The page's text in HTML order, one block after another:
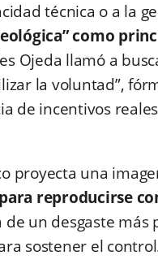
técnica o a la
como
Ojeda llamó a
la voluntad”,
de incentivos
proyecta una
reproducirse
un desgaste
sostener el